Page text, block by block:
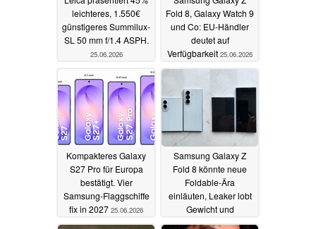
leichteres, 1.550€
günstigeres Summilux-
SL 50 mm f/1.4 ASPH.
25.06.2026
Fold 8, Galaxy Watch 9
und Co: EU-Händler
deutet auf
Verfügbarkeit 25.06.2026
Kompakteres Galaxy
S27 Pro für Europa
bestätigt. Vier
Samsung-Flaggschiffe
fix in 2027 25.06.2026
Samsung Galaxy Z
Fold 8 könnte neue
Foldable-Ära
einläuten, Leaker lobt
Gewicht und
Displayfalte25.06.2026